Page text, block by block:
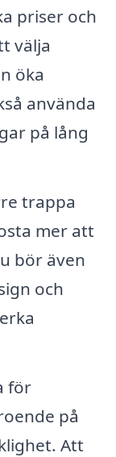
priser och
välja
öka
använda
på lång
trappa
mer att
bör även
och
för
på
Att